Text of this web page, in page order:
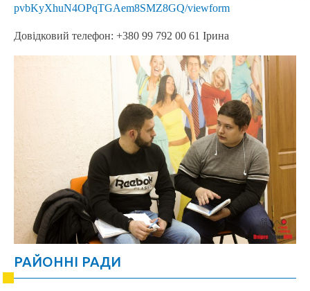
pvbKyXhuN4OPqTGAem8SMZ8GQ/viewform
Довідковий телефон: +380 99 792 00 61 Ірина
РАЙОННІ РАДИ